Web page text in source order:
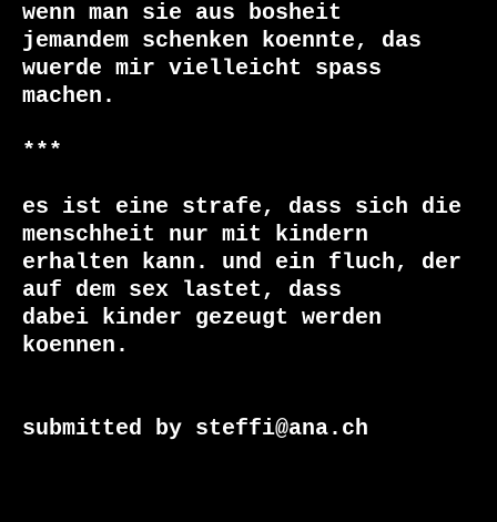
wenn man sie aus bosheit
jemandem schenken koennte, das
wuerde mir vielleicht spass
machen.
***
es ist eine strafe, dass sich die
menschheit nur mit kindern
erhalten kann. und ein fluch, der
auf dem sex lastet, dass
dabei kinder gezeugt werden
koennen.
submitted by steffi@ana.ch